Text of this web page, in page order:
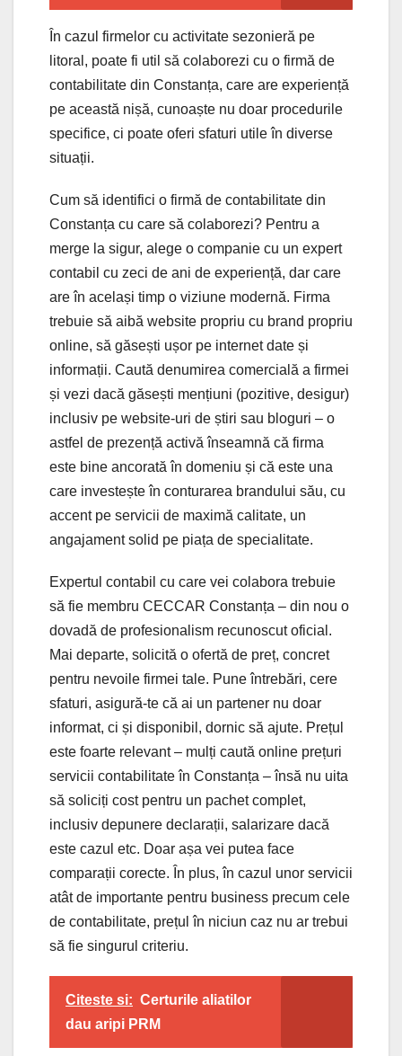
În cazul firmelor cu activitate sezonieră pe
litoral, poate fi util să colaborezi cu o firmă de
contabilitate din Constanța, care are experiență
pe această nișă, cunoaște nu doar procedurile
specifice, ci poate oferi sfaturi utile în diverse
situații.
Cum să identifici o firmă de contabilitate din
Constanța cu care să colaborezi? Pentru a
merge la sigur, alege o companie cu un expert
contabil cu zeci de ani de experiență, dar care
are în același timp o viziune modernă. Firma
trebuie să aibă website propriu cu brand propriu
online, să găsești ușor pe internet date și
informații. Caută denumirea comercială a firmei
și vezi dacă găsești mențiuni (pozitive, desigur)
inclusiv pe website-uri de știri sau bloguri – o
astfel de prezență activă înseamnă că firma
este bine ancorată în domeniu și că este una
care investește în conturarea brandului său, cu
accent pe servicii de maximă calitate, un
angajament solid pe piața de specialitate.
Expertul contabil cu care vei colabora trebuie
să fie membru CECCAR Constanța – din nou o
dovadă de profesionalism recunoscut oficial.
Mai departe, solicită o ofertă de preț, concret
pentru nevoile firmei tale. Pune întrebări, cere
sfaturi, asigură-te că ai un partener nu doar
informat, ci și disponibil, dornic să ajute. Prețul
este foarte relevant – mulți caută online prețuri
servicii contabilitate în Constanța – însă nu uita
să soliciți cost pentru un pachet complet,
inclusiv depunere declarații, salarizare dacă
este cazul etc. Doar așa vei putea face
comparații corecte. În plus, în cazul unor servicii
atât de importante pentru business precum cele
de contabilitate, prețul în niciun caz nu ar trebui
să fie singurul criteriu.
Citeste si: Certurile aliatilor
dau aripi PRM